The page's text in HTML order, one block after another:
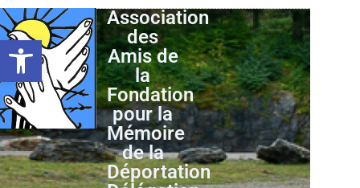
Ouvrir la barre d’outils
Association
des
Amis de
la
Fondation
pour la
Mémoire
de la
Déportation